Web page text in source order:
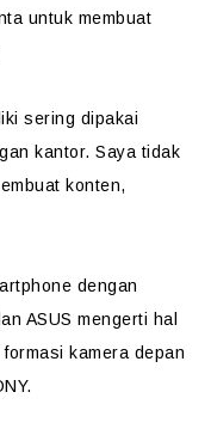
untuk membuat
sering dipakai
kantor. Saya tidak
konten,
dengan
ASUS mengerti hal
kamera depan